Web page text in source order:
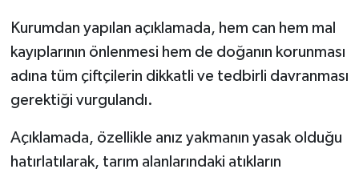
Kurumdan yapılan açıklamada, hem can hem mal
kayıplarının önlenmesi hem de doğanın korunması
adına tüm çiftçilerin dikkatli ve tedbirli davranması
gerektiği vurgulandı.
Açıklamada, özellikle anız yakmanın yasak olduğu
hatırlatılarak, tarım alanlarındaki atıkların